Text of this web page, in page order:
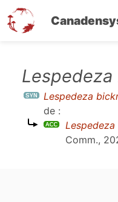
contenu Lespedeza
de :
Comm.,